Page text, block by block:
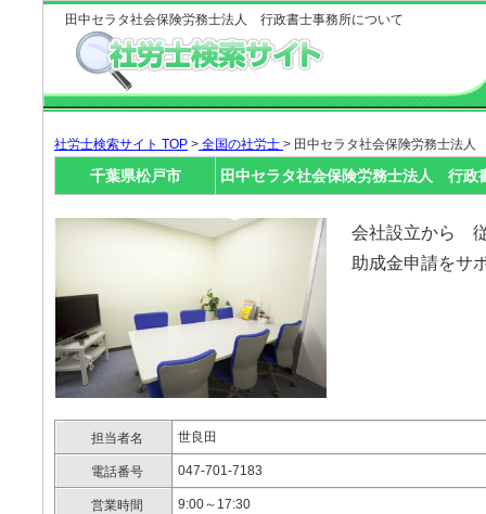
田中セラタ社会保険労務士法人 行政書士事務所について
社労士検索サイト TOP > 全国の社労士 > 田中セラタ社会保険労務士法
千葉県松戸市 田中セラタ社会保険労務士法人 行政
会社設立から
助成金申請をサ
担当者名 世良田
電話番号 047-701-7183
営業時間 9:00～17:30